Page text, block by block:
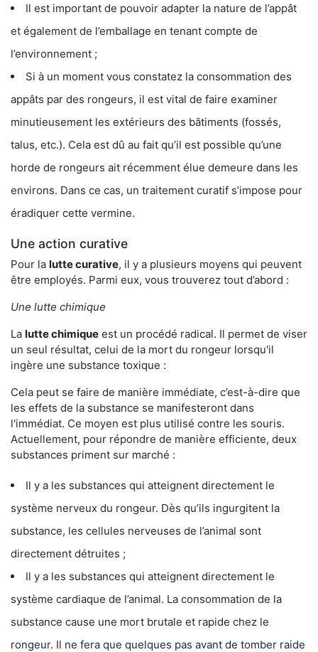
Il est important de pouvoir adapter la nature de l’appât
et également de l’emballage en tenant compte de
l’environnement ;
Si à un moment vous constatez la consommation des
appâts par des rongeurs, il est vital de faire examiner
minutieusement les extérieurs des bâtiments (fossés,
talus, etc.). Cela est dû au fait qu’il est possible qu’une
horde de rongeurs ait récemment élue demeure dans les
environs. Dans ce cas, un traitement curatif s’impose pour
éradiquer cette vermine.
Une action curative
Pour la lutte curative, il y a plusieurs moyens qui peuvent
être employés. Parmi eux, vous trouverez tout d’abord :
Une lutte chimique
La lutte chimique est un procédé radical. Il permet de viser
un seul résultat, celui de la mort du rongeur lorsqu'il
ingère une substance toxique :
Cela peut se faire de manière immédiate, c’est-à-dire que
les effets de la substance se manifesteront dans
l'immédiat. Ce moyen est plus utilisé contre les souris.
Actuellement, pour répondre de manière efficiente, deux
substances priment sur marché :
Il y a les substances qui atteignent directement le
système nerveux du rongeur. Dès qu’ils ingurgitent la
substance, les cellules nerveuses de l’animal sont
directement détruites ;
Il y a les substances qui atteignent directement le
système cardiaque de l’animal. La consommation de la
substance cause une mort brutale et rapide chez le
rongeur. Il ne fera que quelques pas avant de tomber raide